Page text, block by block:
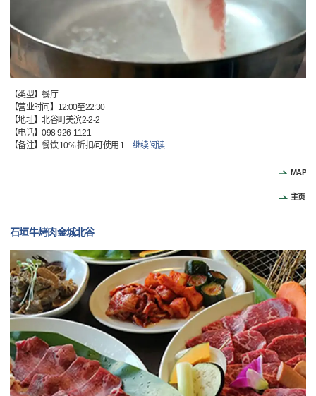
【类型】餐厅
【营业时间】12:00至22:30
【地址】北谷町美滨2-2-2
【电话】098-926-1121
【备注】餐饮 10% 折扣/可使用 1…继续阅读
MAP
主页
石垣牛烤肉金城北谷